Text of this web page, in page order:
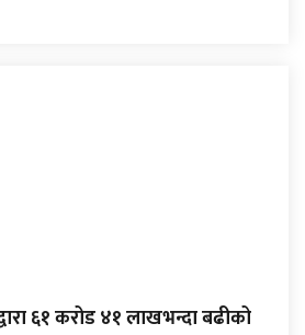
६१ करोड ४१ लाखभन्दा बढीको